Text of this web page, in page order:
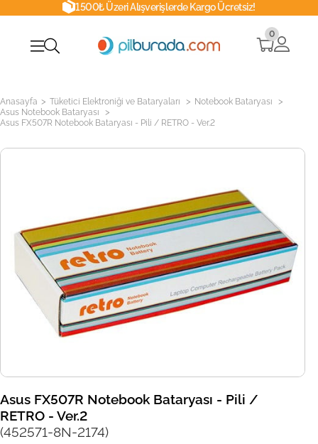
1500₺ Üzeri Alışverişlerde Kargo Ücretsiz!
0
Anasayfa > Tüketici Elektroniği ve Bataryaları > Notebook Bataryası >
Asus Notebook Bataryası >
Asus FX507R Notebook Bataryası - Pili / RETRO - Ver.2
Asus FX507R Notebook Bataryası - Pili /
RETRO - Ver.2
(452571-8N-2174)